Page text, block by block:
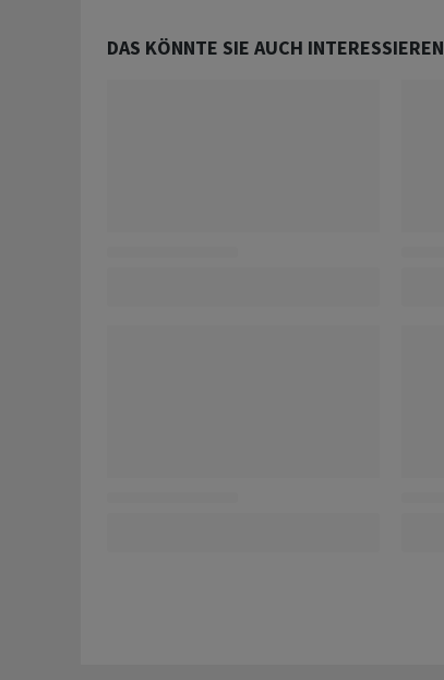
DAS KÖNNTE SIE AUCH INTERESSIEREN